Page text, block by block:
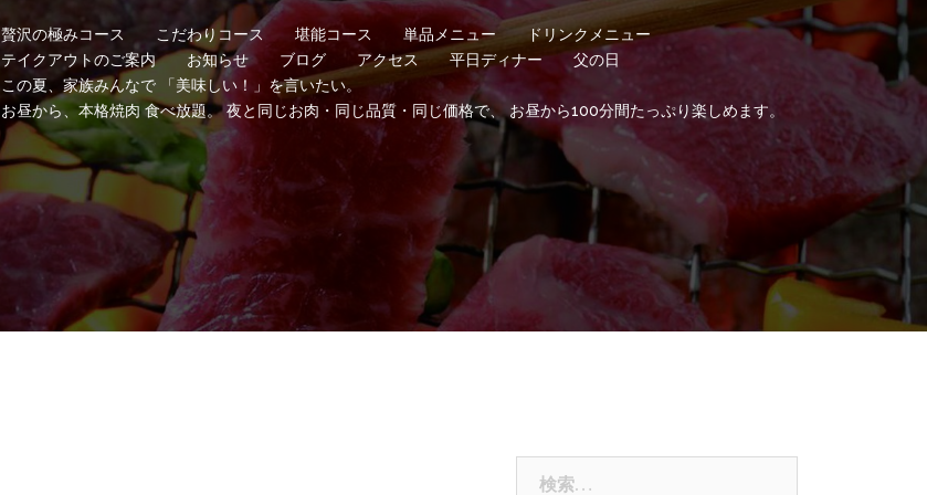
贅沢の極みコース こだわりコース 堪能コース 単品メニュー
ドリンクメニュー
テイクアウトのご案内
お知らせ ブログ アクセス 平日ディナー
父の日
この夏、家族みんなで 「美味しい！」を言いたい。
お昼から、本格焼肉 食べ放題。 夜と同じお肉・同じ品質・同じ価格で、 お昼から100分間たっぷり楽しめます。